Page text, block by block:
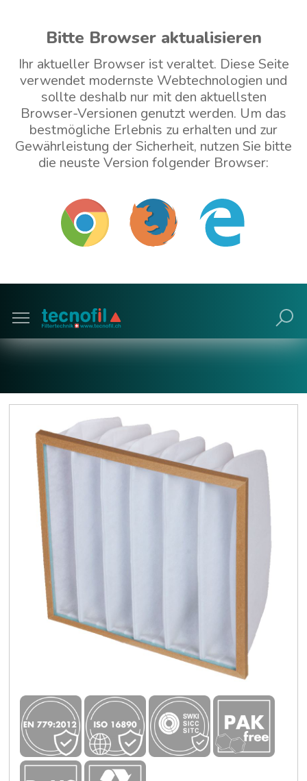
Bitte Browser aktualisieren
Ihr aktueller Browser ist veraltet. Diese Seite
verwendet modernste Webtechnologien und
sollte deshalb nur mit den aktuellsten
Browser-Versionen genutzt werden. Um das
bestmögliche Erlebnis zu erhalten und zur
Gewährleistung der Sicherheit, nutzen Sie bitte
die neuste Version folgender Browser:
Mit veraltetem Browser weitermachen (nicht